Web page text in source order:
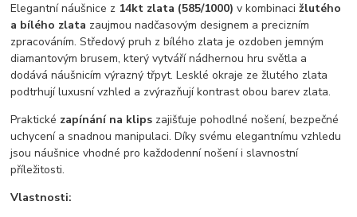
Elegantní náušnice z 14kt zlata (585/1000) v kombinacižlutého
a bílého zlata zaujmou nadčasovým designem a precizním
zpracováním. Středový pruh z bílého zlata je ozdoben jemným
diamantovým brusem, který vytváří nádhernou hru světla a
dodává náušnicím výrazný třpyt. Lesklé okraje ze žlutého zlata
podtrhují luxusní vzhled a zvýrazňují kontrast obou barev zlata.
Praktické zapínání na klips zajišťuje pohodlné nošení, bezpečné
uchycení a snadnou manipulaci. Díky svému elegantnímu vzhledu
jsou náušnice vhodné pro každodenní nošení i slavnostní
příležitosti.
Vlastnosti: